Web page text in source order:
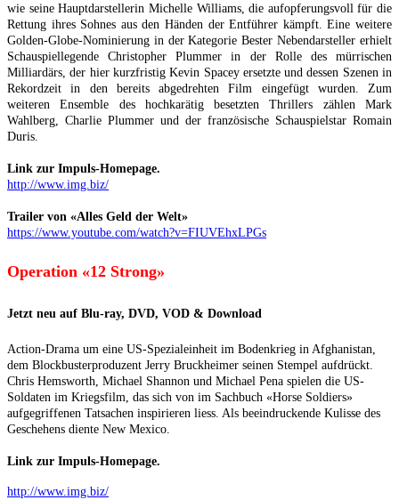
wie seine Hauptdarstellerin Michelle Williams, die aufopferungsvoll für die
Rettung ihres Sohnes aus den Händen der Entführer kämpft. Eine weitere
Golden-Globe-Nominierung in der Kategorie Bester Nebendarsteller erhielt
Schauspiellegende Christopher Plummer in der Rolle des mürrischen
Milliardärs, der hier kurzfristig Kevin Spacey ersetzte und dessen Szenen in
Rekordzeit in den bereits abgedrehten Film eingefügt wurden. Zum
weiteren Ensemble des hochkarätig besetzten Thrillers zählen Mark
Wahlberg, Charlie Plummer und der französische Schauspielstar Romain
Duris.
Link zur Impuls-Homepage.
http://www.img.biz/
Trailer von «Alles Geld der Welt»
https://www.youtube.com/watch?v=FIUVEhxLPGs
Operation «12 Strong»
Jetzt neu auf Blu-ray, DVD, VOD & Download
Action-Drama um eine US-Spezialeinheit im Bodenkrieg in Afghanistan,
dem Blockbusterproduzent Jerry Bruckheimer seinen Stempel aufdrückt.
Chris Hemsworth, Michael Shannon und Michael Pena spielen die US-
Soldaten im Kriegsfilm, das sich von im Sachbuch «Horse Soldiers»
aufgegriffenen Tatsachen inspirieren liess. Als beeindruckende Kulisse des
Geschehens diente New Mexico.
Link zur Impuls-Homepage.
http://www.img.biz/